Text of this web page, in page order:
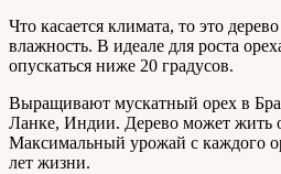
Что касается климата, то это
влажность. В идеале для роста
опускаться ниже 20 градусов.
Выращивают мускатный орех в
Ланке, Индии. Дерево может жить
Максимальный урожай с каждого
лет жизни.